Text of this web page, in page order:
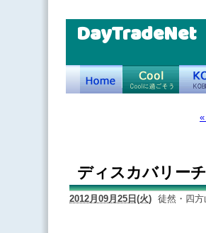
DayTradeNet
ディスカバリー
2012月09月25日(火) 徒然・四方